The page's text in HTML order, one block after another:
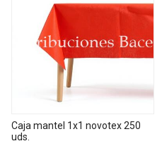
Caja mantel 1x1 novotex 250
uds.